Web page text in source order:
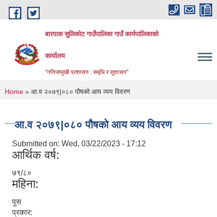
Skip to main content
बारपाक सुलिकोट गाउँपालिका गाउँ कार्यपालिकाको
कार्यालय
"नतिजामुखी प्रशासन : समृधि र सुशासन"
You are here
Home » आ.व २०७९|०८० पौषको आय व्यय विवरण
आ.व २०७९|०८० पौषको आय व्यय विवरण
Submitted on: Wed, 03/22/2023 - 17:12
आर्थिक वर्ष:
७९/८०
महिना:
पुस
प्रकार: